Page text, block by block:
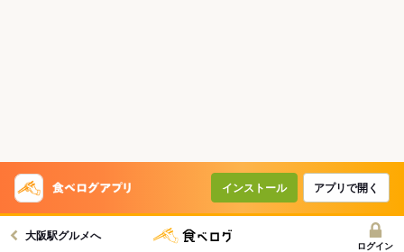
インストール アプリで開く
大阪駅グルメへ
ログイン